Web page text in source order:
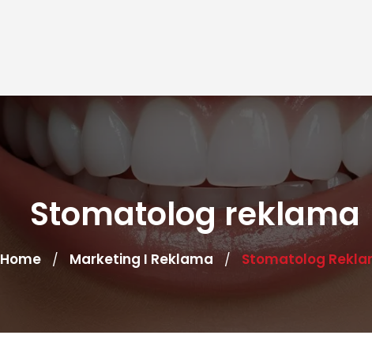
Stomatolog reklama
Home / Marketing I Reklama / Stomatolog